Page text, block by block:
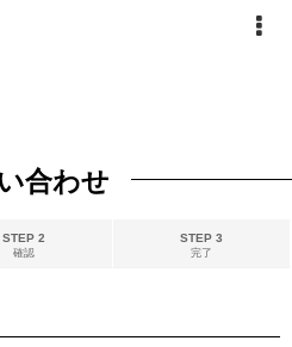
合わせ
STEP 2
確認
STEP 3
完了